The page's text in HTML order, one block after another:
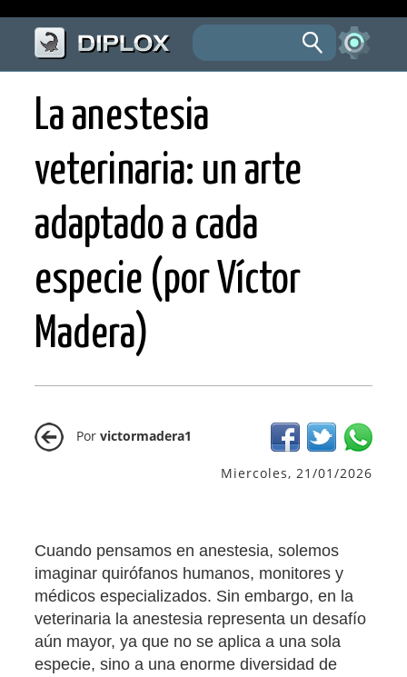
La anestesia
veterinaria: un arte
adaptado a cada
especie (por Víctor
Madera)
Porvictormadera1
Miercoles, 21/01/2026
Cuando pensamos en anestesia, solemos
imaginar quirófanos humanos, monitores y
médicos especializados. Sin embargo, en la
veterinaria la anestesia representa un desafío
aún mayor, ya que no se aplica a una sola
especie, sino a una enorme diversidad de